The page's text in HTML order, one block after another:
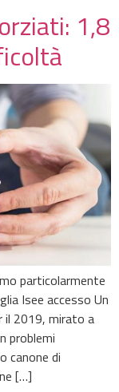
1,8
particolarmente
Isee accesso Un
il 2019, mirato a
problemi
canone di
[…]